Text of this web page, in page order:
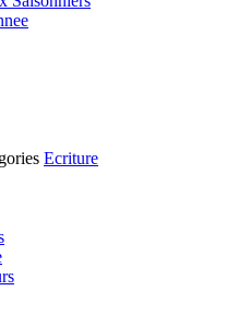
Ecriture